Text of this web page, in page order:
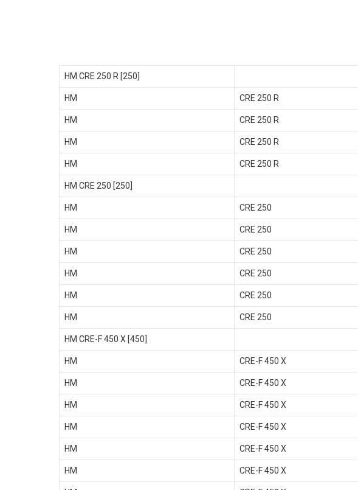
HM CRE 250 R [250]
HM CRE 250 R
HM CRE 250 R
HM CRE 250 R
HM CRE 250 R
HM CRE 250 [250]
HM CRE 250
HM CRE 250
HM CRE 250
HM CRE 250
HM CRE 250
HM CRE 250
HM CRE-F 450 X [450]
HM CRE-F 450 X
HM CRE-F 450 X
HM CRE-F 450 X
HM CRE-F 450 X
HM CRE-F 450 X
HM CRE-F 450 X